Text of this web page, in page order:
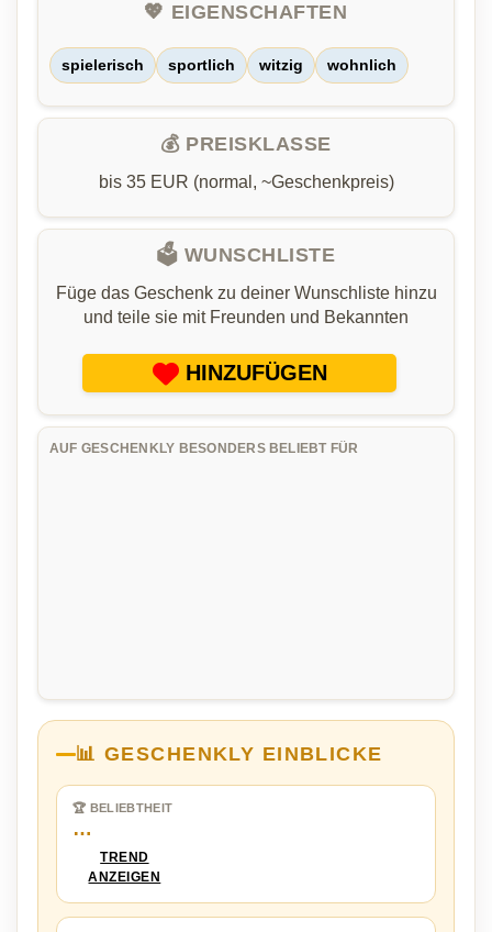
💖 EIGENSCHAFTEN
spielerisch sportlich witzig wohnlich
💰 PREISKLASSE
bis 35 EUR (normal, ~Geschenkpreis)
🗳️ WUNSCHLISTE
Füge das Geschenk zu deiner Wunschliste hinzu
und teile sie mit Freunden und Bekannten
HINZUFÜGEN
AUF GESCHENKLY BESONDERS BELIEBT FÜR
📊 GESCHENKLY EINBLICKE
🏆 BELIEBTHEIT
…
TREND
ANZEIGEN